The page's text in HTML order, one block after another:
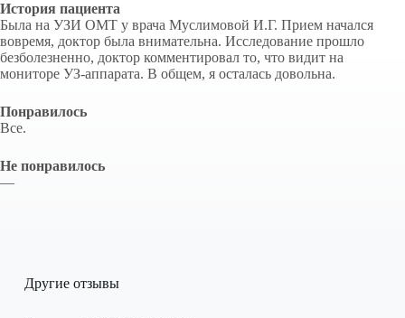
История пациента
Была на УЗИ ОМТ у врача Муслимовой И.Г. Прием начался
вовремя, доктор была внимательна. Исследование прошло
безболезненно, доктор комментировал то, что видит на
мониторе УЗ-аппарата. В общем, я осталась довольна.
Понравилось
Все.
Не понравилось
—
Другие отзывы